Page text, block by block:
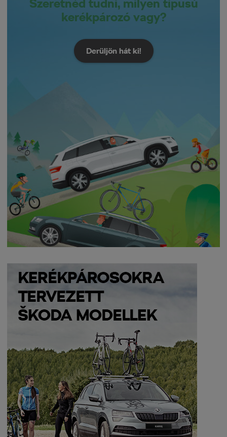
Szeretnéd tudni, milyen típusú
kerékpározó vagy?
Derüljön hát ki!